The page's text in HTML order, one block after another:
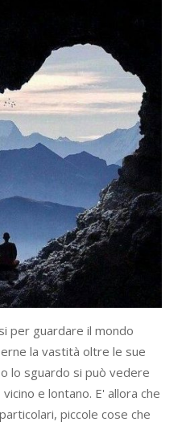
per guardare il mondo
la vastità oltre le sue
lo sguardo si può vedere
e lontano. E' allora che
piccole cose che